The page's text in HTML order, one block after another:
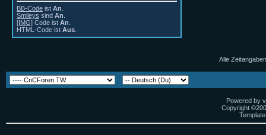
BB-Code ist An
Smileys sind An
[IMG] Code ist An
HTML-Code ist Aus
Alle
Powered by
Copyright